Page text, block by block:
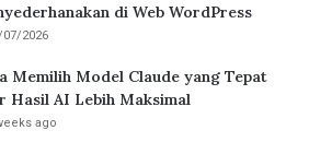
di Web WordPress
07/2026
Memilih Model Claude yang Tepat
Hasil AI Lebih Maksimal
ago